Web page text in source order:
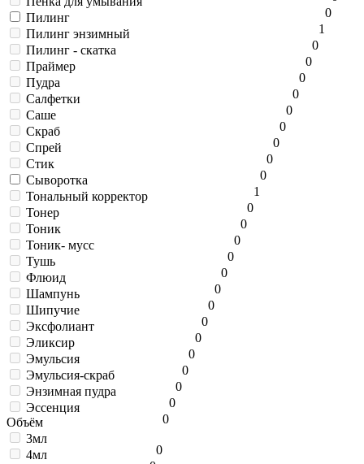
0
Пилинг
1
Пилинг энзимный
0
Пилинг - скатка
0
Праймер
0
Пудра
0
Салфетки
0
Саше
0
Скраб
0
Спрей
0
Стик
0
Сыворотка
1
Тональный корректор
0
Тонер
0
Тоник
0
Тоник- мусс
0
Тушь
0
Флюид
0
Шампунь
0
Шипучие
0
Эксфолиант
0
Эликсир
0
Эмульсия
0
Эмульсия-скраб
0
Энзимная пудра
0
Эссенция
0
Объём
3мл
0
4мл